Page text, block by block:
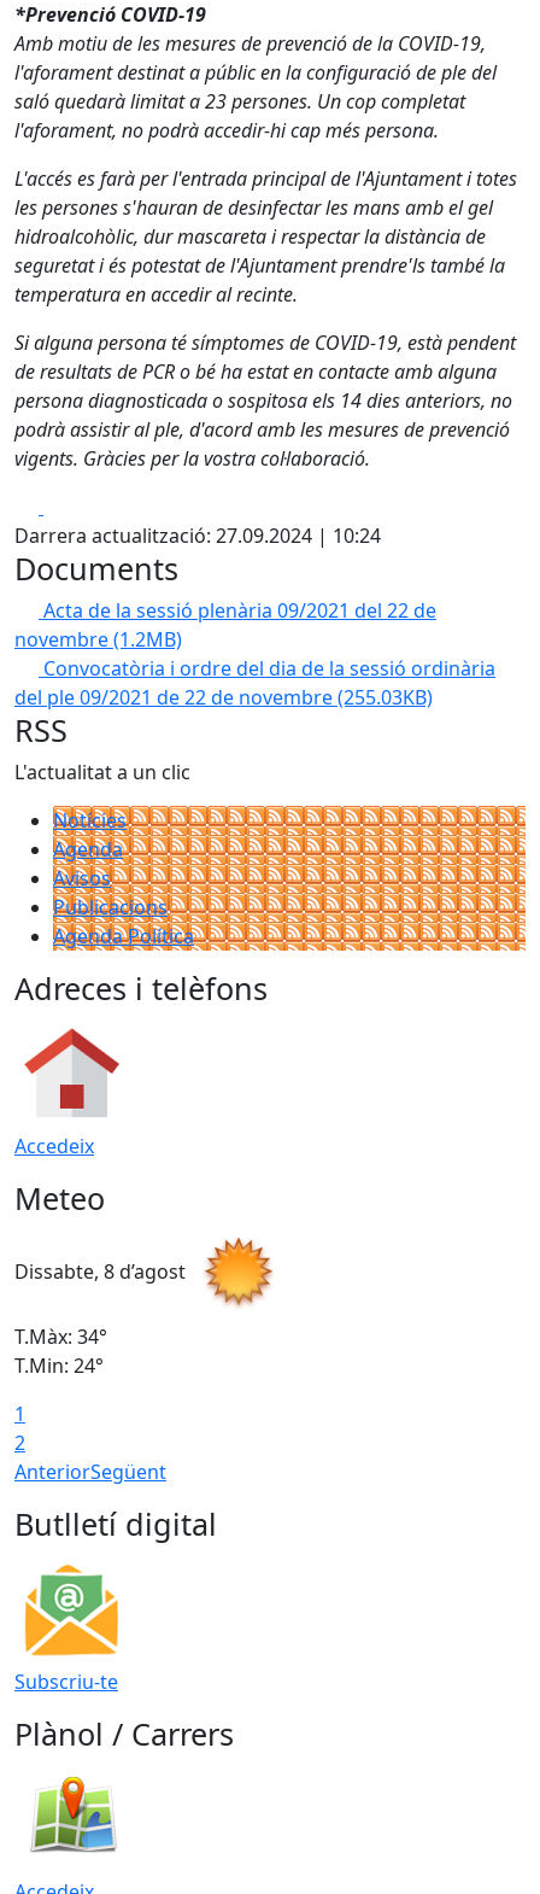
*Prevenció COVID-19
Amb motiu de les mesures de prevenció de la COVID-19,
l'aforament destinat a públic en la configuració de ple del
saló quedarà limitat a 23 persones. Un cop completat
l'aforament, no podrà accedir-hi cap més persona.
L'accés es farà per l'entrada principal de l'Ajuntament i totes
les persones s'hauran de desinfectar les mans amb el gel
hidroalcohòlic, dur mascareta i respectar la distància de
seguretat i és potestat de l'Ajuntament prendre'ls també la
temperatura en accedir al recinte.
Si alguna persona té símptomes de COVID-19, està pendent
de resultats de PCR o bé ha estat en contacte amb alguna
persona diagnosticada o sospitosa els 14 dies anteriors, no
podrà assistir al ple, d'acord amb les mesures de prevenció
vigents. Gràcies per la vostra col·laboració.
Darrera actualització: 27.09.2024 | 10:24
Documents
Acta de la sessió plenària 09/2021 del 22 de
novembre(1.2MB)
Convocatòria i ordre del dia de la sessió ordinària
del ple 09/2021 de 22 de novembre(255.03KB)
RSS
L'actualitat a un clic
Notícies
Agenda
Avisos
Publicacions
Agenda Política
Adreces i telèfons
Accedeix
Meteo
Dissabte, 8 d’agost
T.Màx: 34°
T.Min: 24°
1
2
AnteriorSegüent
Butlletí digital
Subscriu-te
Plànol / Carrers